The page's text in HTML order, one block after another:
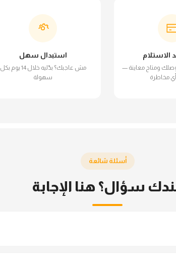
الاستلام
ومتاح معاينة —
مخاطرة
استبدال سهل
مش عاجبك؟ بدّليه خلال 14 يوم بكل
سهولة
أسئلة شائعة
سؤال؟ هنا الإجابة